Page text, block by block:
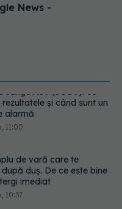
News -
de vară care te
duș. De ce este bine
imediat
de opt ore ar
creierul femeilor de
ani